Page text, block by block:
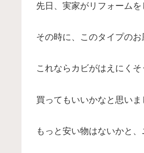
先日、実家がリフォーム
その時に、このタイプのお
これならカビがはえにくそ
買ってもいいかなと思いま
もっと安い物はないかと